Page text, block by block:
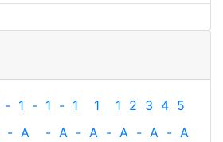
- 1 - 1 - 1 1 1 2 3 4 5
- A - A - A - A - A - A